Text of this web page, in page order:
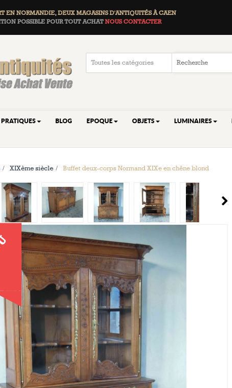
EN NORMANDIE, DEUXMAGASINS D'ANTIQUITÉS À CAEN
POSSIBLE POUR TOUT ACHATNOUS CONTACTER
PRATIQUES BLOG EPOQUE OBJETS LUMINAIRES
> XIXème siècle > Buffet deux-corps Normand XIXe en chêne blond